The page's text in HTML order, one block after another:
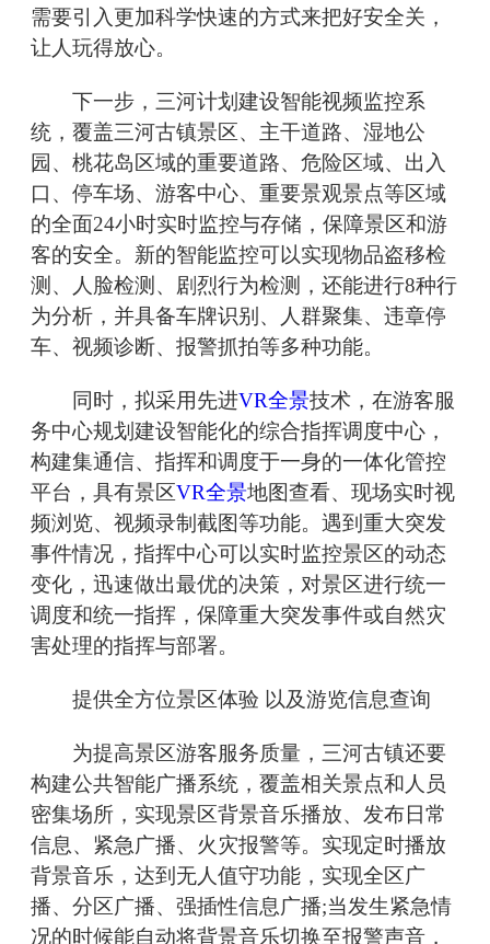
需要引入更加科学快速的方式来把好安全关，
让人玩得放心。
下一步，三河计划建设智能视频监控系
统，覆盖三河古镇景区、主干道路、湿地公
园、桃花岛区域的重要道路、危险区域、出入
口、停车场、游客中心、重要景观景点等区域
的全面24小时实时监控与存储，保障景区和游
客的安全。新的智能监控可以实现物品盗移检
测、人脸检测、剧烈行为检测，还能进行8种行
为分析，并具备车牌识别、人群聚集、违章停
车、视频诊断、报警抓拍等多种功能。
同时，拟采用先进VR全景技术，在游客服
务中心规划建设智能化的综合指挥调度中心，
构建集通信、指挥和调度于一身的一体化管控
平台，具有景区VR全景地图查看、现场实时视
频浏览、视频录制截图等功能。遇到重大突发
事件情况，指挥中心可以实时监控景区的动态
变化，迅速做出最优的决策，对景区进行统一
调度和统一指挥，保障重大突发事件或自然灾
害处理的指挥与部署。
提供全方位景区体验 以及游览信息查询
为提高景区游客服务质量，三河古镇还要
构建公共智能广播系统，覆盖相关景点和人员
密集场所，实现景区背景音乐播放、发布日常
信息、紧急广播、火灾报警等。实现定时播放
背景音乐，达到无人值守功能，实现全区广
播、分区广播、强插性信息广播;当发生紧急情
况的时候能自动将背景音乐切换至报警声音，